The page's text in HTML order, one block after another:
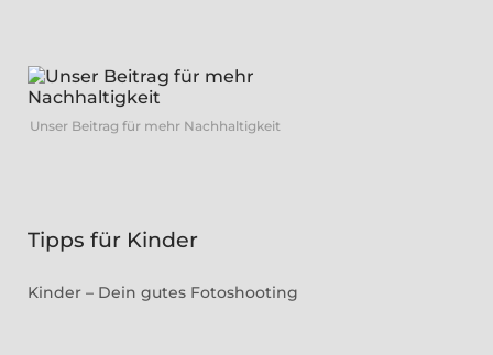
Unser Beitrag für mehr Nachhaltigkeit
Tipps für Kinder
Kinder – Dein gutes Fotoshooting